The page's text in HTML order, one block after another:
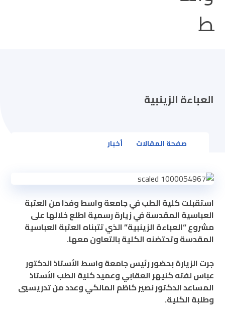
العباءة الزينبية
صفحة المقالات أخبار
استقبلت كلية الطب في جامعة واسط وفدًا من العتبة
العباسية المقدسة في زيارة رسمية اطلع خلالها على
مشروع “العباءة الزينبية” الذي تتبناه العتبة العباسية
المقدسة وتحتضنه الكلية بالتعاون معها.
جرت الزيارة بحضور رئيس جامعة واسط الأستاذ الدكتور
عباس لفته كنيهر العقابي وعميد كلية الطب الأستاذ
المساعد الدكتور نصير كاظم المالكي وعدد من تدريسيي
وطلبة الكلية.